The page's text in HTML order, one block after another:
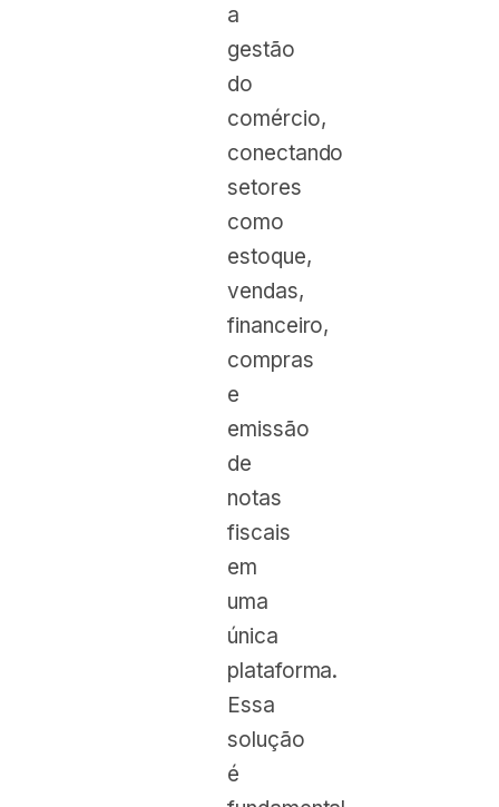
a
gestão
do
comércio,
conectando
setores
como
estoque,
vendas,
financeiro,
compras
e
emissão
de
notas
fiscais
em
uma
única
plataforma.
Essa
solução
é